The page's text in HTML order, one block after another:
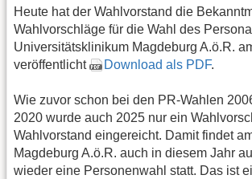
Heute hat der Wahlvorstand die
Wahlvorschläge für die Wahl des
Universitätsklinikum Magdeburg A.ö.R.
veröffentlicht
Download als PDF.
Wie zuvor schon bei den PR-Wahlen
2020 wurde auch 2025 nur ein
Wahlvorstand eingereicht. Damit findet
Magdeburg A.ö.R. auch in diesem Jahr
wieder eine Personenwahl statt. Das ist